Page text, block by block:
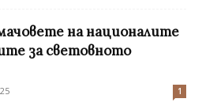
на националите
за световното
1